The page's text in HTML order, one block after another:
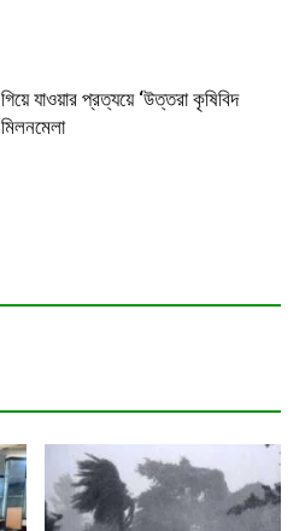
যাওয়ার প্রত্যয়ে ‘উত্তরা কৃষিবিদ